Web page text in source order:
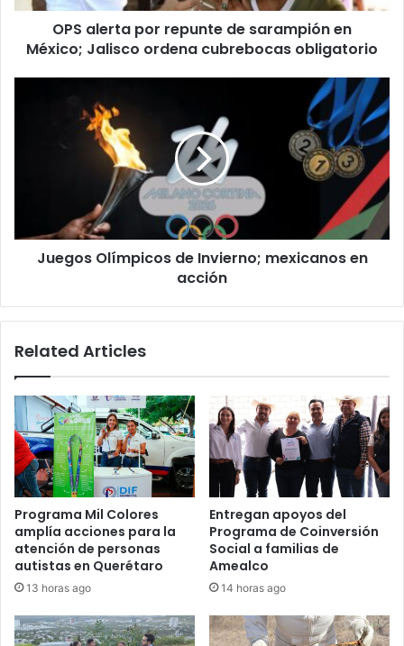
Jalisco
cubrebocas
OPS alerta por repunte de sarampión en
México; Jalisco ordena cubrebocas obligatorio
Juegos Olímpicos de Invierno; mexicanos en
acción
Related Articles
Programa Mil Colores
amplía acciones para la
atención de personas
autistas en Querétaro
13 horas ago
Entregan apoyos del
Programa de Coinversión
Social a familias de
Amealco
14 horas ago